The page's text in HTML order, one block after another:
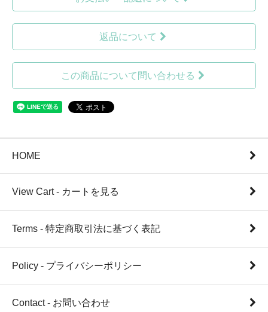
返品について
この商品について問い合わせる
HOME
View Cart - カートを見る
Terms - 特定商取引法に基づく表記
Policy - プライバシーポリシー
Contact - お問い合わせ